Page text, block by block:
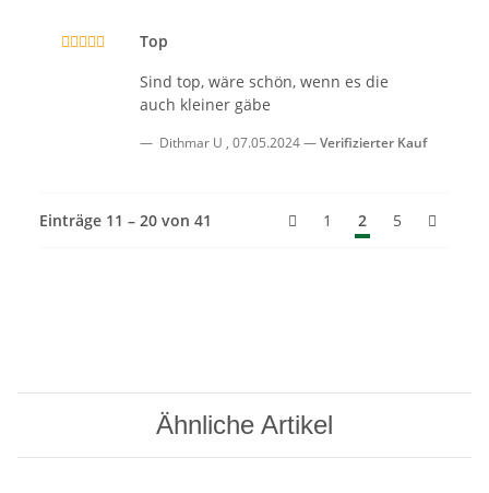
Top
Sind top, wäre schön, wenn es die
auch kleiner gäbe
Dithmar U , 07.05.2024 Verifizierter Kauf
Einträge 11 – 20 von 41 1 2 5
Ähnliche Artikel